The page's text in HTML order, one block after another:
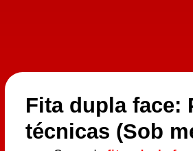
Fita dupla face:
técnicas (Sob